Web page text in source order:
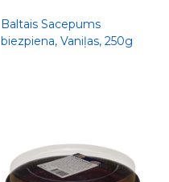
Baltais Sacepums
biezpiena, Vaniļas, 250g